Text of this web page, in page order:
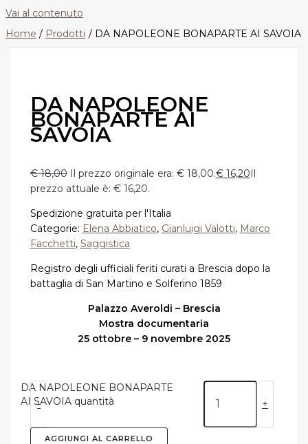
Vai al contenuto
Home
Prodotti DA NAPOLEONE BONAPARTE AI SAVOIA
DA NAPOLEONE
BONAPARTE AI
SAVOIA
€18,00 Il prezzo originale era: € 18,00.€16,20Il
prezzo attuale è: € 16,20.
Spedizione gratuita per l'Italia
Categorie: Elena Abbiatico, Gianluigi Valotti, Marco
Facchetti, Saggistica
Registro degli ufficiali feriti curati a Brescia dopo la
battaglia di San Martino e Solferino 1859
Palazzo Averoldi – Brescia
Mostra documentaria
25 ottobre – 9 novembre 2025
-
DA NAPOLEONE BONAPARTE
AI SAVOIA quantità
+
AGGIUNGI AL CARRELLO